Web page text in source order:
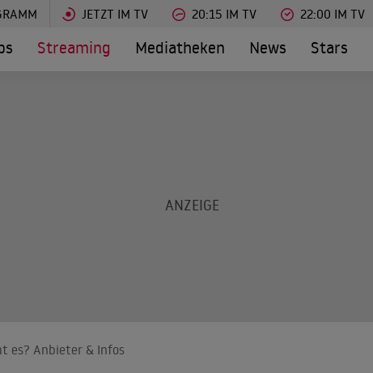
JETZT IM TV 20:15 IM TV 22:00 IM TV
Streaming Mediatheken News Stars
es? Anbieter & Infos